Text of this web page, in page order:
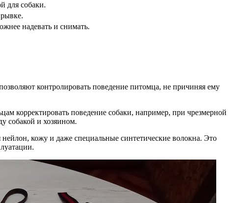
для собаки.
надевать и снимать.
контролировать поведение питомца, не причиняя ему
корректировать поведение собаки, например, при чрезмерной
собакой и хозяином.
кожу и даже специальные синтетические волокна. Это